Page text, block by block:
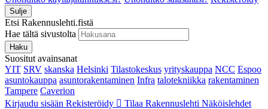
Sulje
Etsi Rakennuslehti.fistä
Hae tältä sivustolta
Haku
Suositut avainsanat
YIT SRV skanska Helsinki Tilastokeskus yrityskauppa NCC Espoo
asuntokauppa asuntorakentaminen Infra talotekniikka rakentaminen
Tampere Caverion
Kirjaudu sisään Rekisteröidy Tilaa Rakennuslehti Näköislehdet